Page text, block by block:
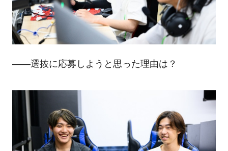
――選抜に応募しようと思った理由は？